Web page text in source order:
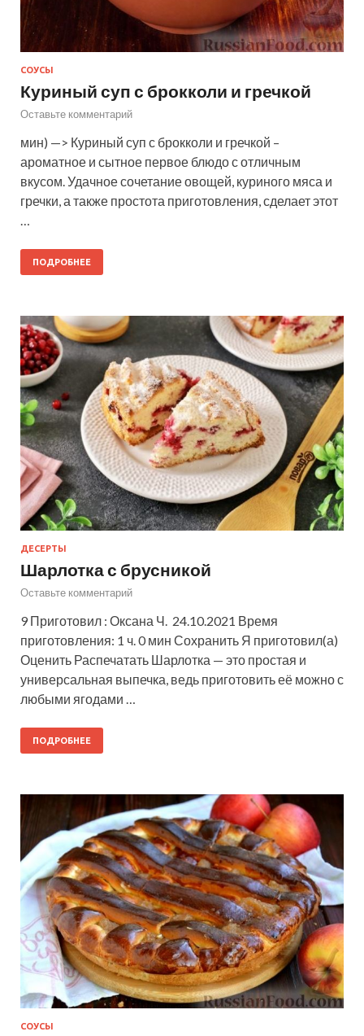
СОУСЫ
Куриный суп с брокколи и гречкой
Оставьте комментарий
мин) —> Куриный суп с брокколи и гречкой –
ароматное и сытное первое блюдо с отличным
вкусом. Удачное сочетание овощей, куриного мяса и
гречки, а также простота приготовления, сделает этот
ПОДРОБНЕЕ
ДЕСЕРТЫ
Шарлотка с брусникой
Оставьте комментарий
9 Приготовил : Оксана Ч. 24.10.2021 Время
приготовления: 1 ч. 0 мин Сохранить Я приготовил(а)
Оценить Распечатать Шарлотка — это простая и
универсальная выпечка, ведь приготовить её можно с
любыми ягодами …
ПОДРОБНЕЕ
СОУСЫ